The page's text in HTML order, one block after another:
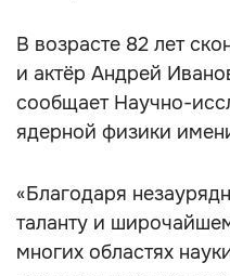
В возрасте 82 лет
и актёр Андрей
сообщает Научно-
ядерной физики
«Благодаря
таланту и
многих областях